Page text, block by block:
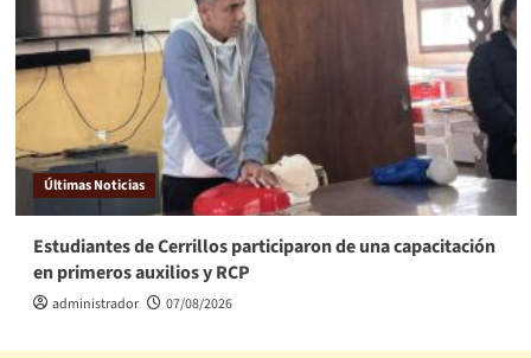
Últimas Noticias
Estudiantes de Cerrillos participaron de una capacitación
en primeros auxilios y RCP
administrador 07/08/2026